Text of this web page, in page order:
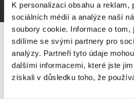
K personalizaci obsahu a reklam,
sociálních médií a analýze naší
soubory cookie. Informace o tom,
sdílíme se svými partnery pro
analýzy. Partneři tyto údaje
dalšími informacemi, které jste
získali v důsledku toho, že
Movit Gymnastická podložka,
petrolejová